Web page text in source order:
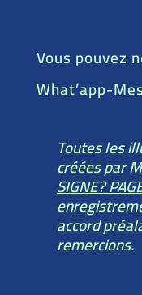
Vous pouvez
What’app-
Toutes les
créées par
SIGNE?
accord
remercions.